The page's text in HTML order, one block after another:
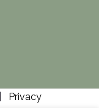
Privacy